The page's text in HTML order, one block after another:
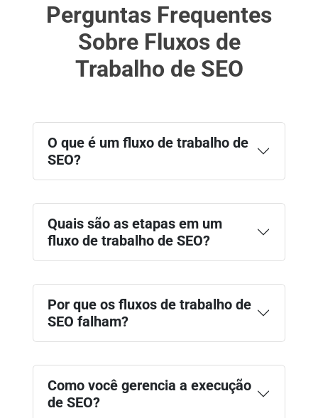
Perguntas Frequentes
Sobre Fluxos de
Trabalho de SEO
O que é um fluxo de trabalho de
SEO?
Quais são as etapas em um
fluxo de trabalho de SEO?
Por que os fluxos de trabalho de
SEO falham?
Como você gerencia a execução
de SEO?